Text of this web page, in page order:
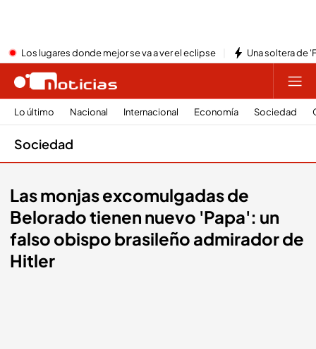
Los lugares donde mejor se va a ver el eclipse Una soltera de
Lo último Nacional Internacional Economía Sociedad
Sociedad
Las monjas excomulgadas de
Belorado tienen nuevo 'Papa': un
falso obispo brasileño admirador de
Hitler